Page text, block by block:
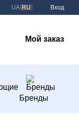
UA RU Вход
Мой заказ
Бренды